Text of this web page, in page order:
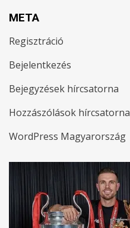
META
Regisztráció
Bejelentkezés
Bejegyzések hírcsatorna
Hozzászólások hírcsatorna
WordPress Magyarország